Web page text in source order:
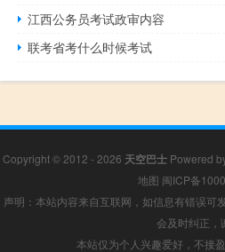
江西公务员考试政审内容
联考省考什么时候考试
Copyright © 2012 - 2026 天空巴士 Powered
地图 闽ICP备
声明：本站内容来自互联网，如信息有错误可
会及时纠正，
本站仅为个人兴趣爱好，不接